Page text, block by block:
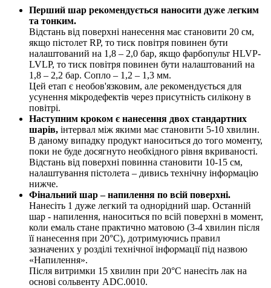
Перший шар рекомендується наносити дуже легким
та тонким.
Відстань від поверхні нанесення має становити 20 см,
якщо пістолет RP, то тиск повітря повинен бути
налаштований на 1,8 – 2,0 бар, якщо фарбопульт HLVP-
LVLP, то тиск повітря повинен бути налаштований на
1,8 – 2,2 бар. Сопло – 1,2 – 1,3 мм.
Цей етап є необов'язковим, але рекомендується для
усунення мікродефектів через присутність силікону в
повітрі.
Наступним кроком є нанесення двох стандартних
шарів, інтервал між якими має становити 5-10 хвилин.
В даному випадку продукт наноситься до того моменту,
поки не буде досягнуто необхідного рівня вкриваності.
Відстань від поверхні повинна становити 10-15 см,
налаштування пістолета – дивись технічну інформацію
нижче.
Фінальний шар – напилення по всій поверхні.
Нанесіть 1 дуже легкий та однорідний шар. Останній
шар - напилення, наноситься по всій поверхні в момент,
коли емаль стане практично матовою (3-4 хвилин після
її нанесення при 20°C), дотримуючись правил
зазначених у розділі технічної інформації під назвою
«Напилення».
Після витримки 15 хвилин при 20°C нанесіть лак на
основі сольвенту ADC.0010.